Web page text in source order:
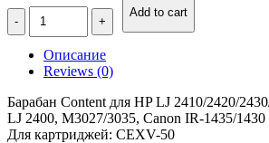
Количество
Барабан
2410/2420/2430/P3005,
OEM-
color
Add to cart
Описание
Reviews (0)
Барабан Content для HP LJ 2410/2420/
LJ 2400, M3027/3035, Canon IR-1435/1430
Для картриджей: CEXV-50